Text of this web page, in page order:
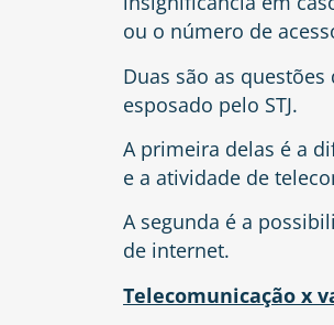
ou o número de
Duas são as
esposado pelo STJ.
A primeira delas é a
e a atividade de
A segunda é a
de internet.
Telecomunicação x